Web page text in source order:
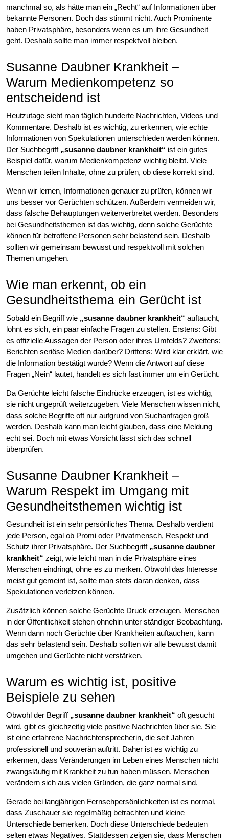
manchmal so, als hätte man ein „Recht“ auf Informationen über
bekannte Personen. Doch das stimmt nicht. Auch Prominente
haben Privatsphäre, besonders wenn es um ihre Gesundheit
geht. Deshalb sollte man immer respektvoll bleiben.
Susanne Daubner Krankheit –
Warum Medienkompetenz so
entscheidend ist
Heutzutage sieht man täglich hunderte Nachrichten, Videos und
Kommentare. Deshalb ist es wichtig, zu erkennen, wie echte
Informationen von Spekulationen unterschieden werden können.
Der Suchbegriff „susanne daubner krankheit“ ist ein gutes
Beispiel dafür, warum Medienkompetenz wichtig bleibt. Viele
Menschen teilen Inhalte, ohne zu prüfen, ob diese korrekt sind.
Wenn wir lernen, Informationen genauer zu prüfen, können wir
uns besser vor Gerüchten schützen. Außerdem vermeiden wir,
dass falsche Behauptungen weiterverbreitet werden. Besonders
bei Gesundheitsthemen ist das wichtig, denn solche Gerüchte
können für betroffene Personen sehr belastend sein. Deshalb
sollten wir gemeinsam bewusst und respektvoll mit solchen
Themen umgehen.
Wie man erkennt, ob ein
Gesundheitsthema ein Gerücht ist
Sobald ein Begriff wie „susanne daubner krankheit“ auftaucht,
lohnt es sich, ein paar einfache Fragen zu stellen. Erstens: Gibt
es offizielle Aussagen der Person oder ihres Umfelds? Zweitens:
Berichten seriöse Medien darüber? Drittens: Wird klar erklärt, wie
die Information bestätigt wurde? Wenn die Antwort auf diese
Fragen „Nein“ lautet, handelt es sich fast immer um ein Gerücht.
Da Gerüchte leicht falsche Eindrücke erzeugen, ist es wichtig,
sie nicht ungeprüft weiterzugeben. Viele Menschen wissen nicht,
dass solche Begriffe oft nur aufgrund von Suchanfragen groß
werden. Deshalb kann man leicht glauben, dass eine Meldung
echt sei. Doch mit etwas Vorsicht lässt sich das schnell
überprüfen.
Susanne Daubner Krankheit –
Warum Respekt im Umgang mit
Gesundheitsthemen wichtig ist
Gesundheit ist ein sehr persönliches Thema. Deshalb verdient
jede Person, egal ob Promi oder Privatmensch, Respekt und
Schutz ihrer Privatsphäre. Der Suchbegriff „susanne daubner
krankheit“ zeigt, wie leicht man in die Privatsphäre eines
Menschen eindringt, ohne es zu merken. Obwohl das Interesse
meist gut gemeint ist, sollte man stets daran denken, dass
Spekulationen verletzen können.
Zusätzlich können solche Gerüchte Druck erzeugen. Menschen
in der Öffentlichkeit stehen ohnehin unter ständiger Beobachtung.
Wenn dann noch Gerüchte über Krankheiten auftauchen, kann
das sehr belastend sein. Deshalb sollten wir alle bewusst damit
umgehen und Gerüchte nicht verstärken.
Warum es wichtig ist, positive
Beispiele zu sehen
Obwohl der Begriff „susanne daubner krankheit“ oft gesucht
wird, gibt es gleichzeitig viele positive Nachrichten über sie. Sie
ist eine erfahrene Nachrichtensprecherin, die seit Jahren
professionell und souverän auftritt. Daher ist es wichtig zu
erkennen, dass Veränderungen im Leben eines Menschen nicht
zwangsläufig mit Krankheit zu tun haben müssen. Menschen
verändern sich aus vielen Gründen, die ganz normal sind.
Gerade bei langjährigen Fernsehpersönlichkeiten ist es normal,
dass Zuschauer sie regelmäßig betrachten und kleine
Unterschiede bemerken. Doch diese Unterschiede bedeuten
selten etwas Negatives. Stattdessen zeigen sie, dass Menschen